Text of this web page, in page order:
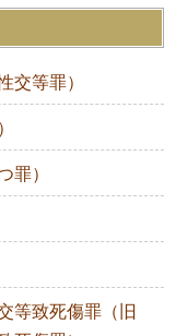
等罪）
）
等致死傷罪（旧